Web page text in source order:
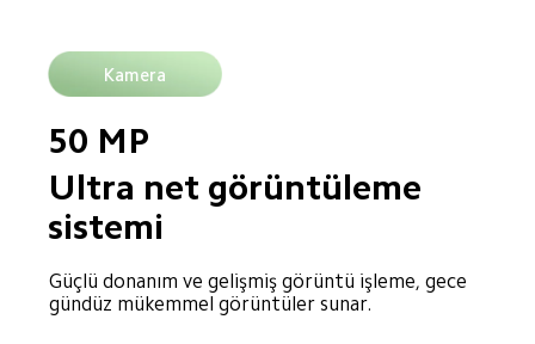
Kamera
50 MP
Ultra net görüntüleme
sistemi
Güçlü donanım ve gelişmiş görüntü işleme, gece
gündüz mükemmel görüntüler sunar.